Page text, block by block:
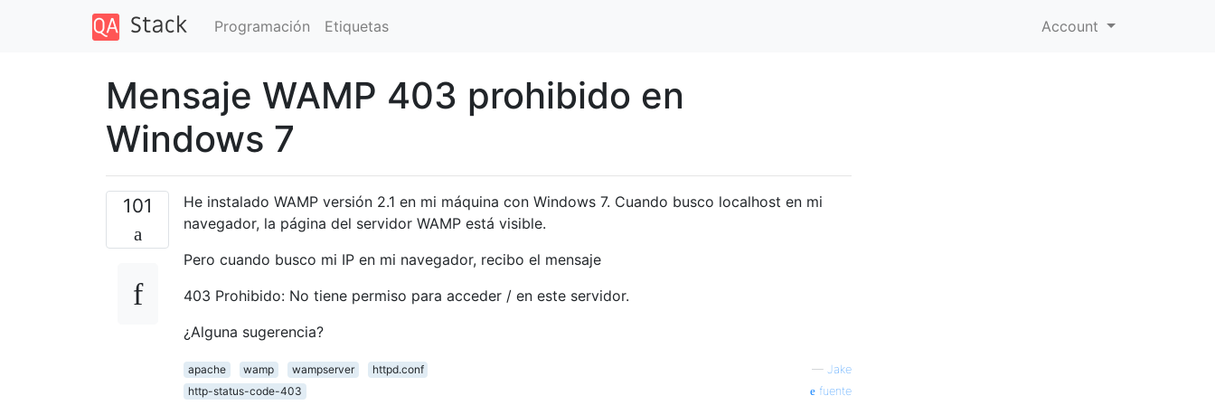
Programación Etiquetas Account
Mensaje WAMP 403 prohibido en
Windows 7
101
He instalado WAMP versión 2.1 en mi máquina con Windows 7. Cuando busco localhost en mi
navegador, la página del servidor WAMP está visible.
Pero cuando busco mi IP en mi navegador, recibo el mensaje
403 Prohibido: No tiene permiso para acceder / en este servidor.
¿Alguna sugerencia?
apache wamp wampserver
httpd.conf
http-status-code-403
— Jake
fuente